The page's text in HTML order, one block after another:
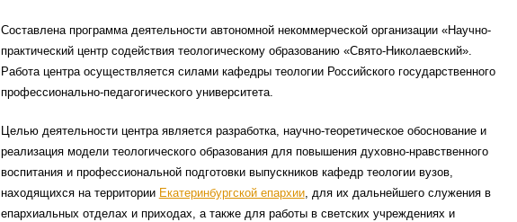
Составлена программа деятельности автономной некоммерческой организации «Научно-
практический центр содействия теологическому образованию «Свято-Николаевский».
Работа центра осуществляется силами кафедры теологии Российского государственного
профессионально-педагогического университета.
Целью деятельности центра является разработка, научно-теоретическое обоснование и
реализация модели теологического образования для повышения духовно-нравственного
воспитания и профессиональной подготовки выпускников кафедр теологии вузов,
находящихся на территории Екатеринбургской епархии, для их дальнейшего служения в
епархиальных отделах и приходах, а также для работы в светских учреждениях и